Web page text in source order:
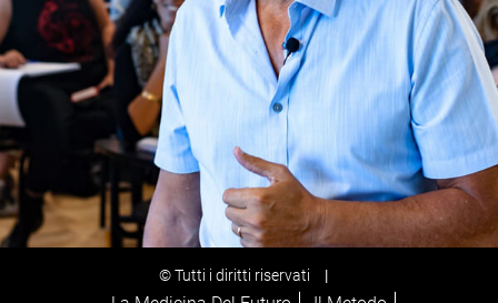
© Tutti i diritti riservati |